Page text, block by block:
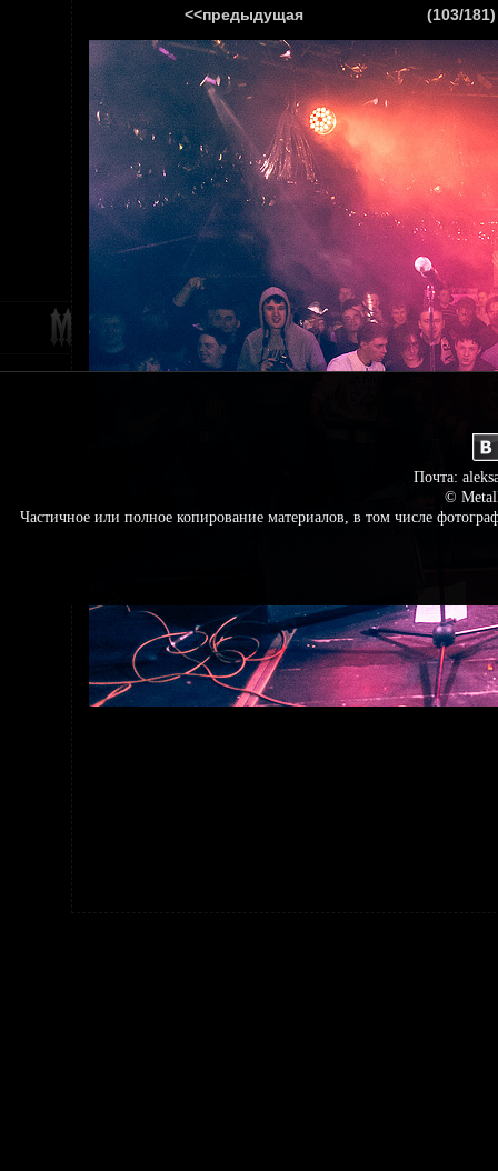
ГЛАВНАЯ
<<предыдущая (103/181)
Почта:
©
Частичное или полное копирование материалов, в том числе